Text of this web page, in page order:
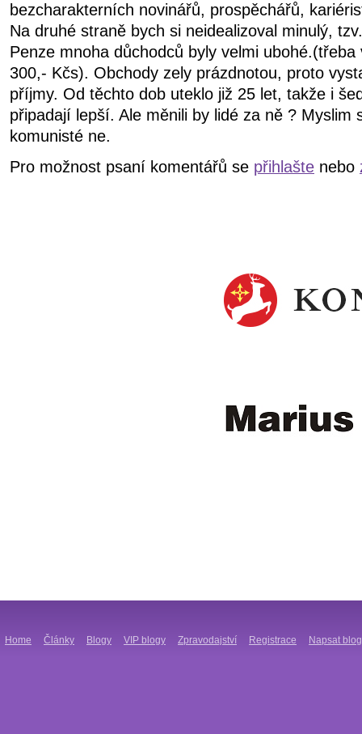
bezcharakterních novinářů, prospěchářů,
Na druhé straně bych si neidealizoval minulý,
Penze mnoha důchodců byly velmi
300,- Kčs). Obchody zely prázdnotou, proto
příjmy. Od těchto dob uteklo již 25 let, takže i
připadají lepší. Ale měnili by lidé za ně ? Myslim
komunisté ne.
Pro možnost psaní komentářů se přihlašte nebo
Home Články Blogy VIP blogy Zpravodajství Registrace Napsat blog